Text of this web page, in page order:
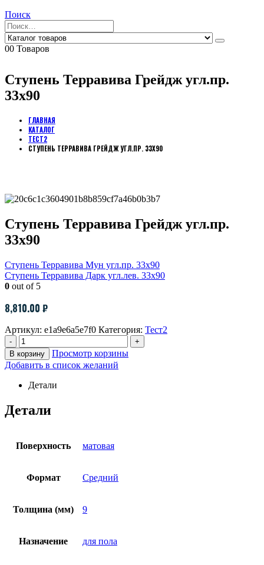
Поиск
00 Товаров
Ступень Терравива Грейдж угл.пр.
33х90
ГЛАВНАЯ
КАТАЛОГ
ТЕСТ2
СТУПЕНЬ ТЕРРАВИВА ГРЕЙДЖ УГЛ.ПР. 33Х90
Ступень Терравива Грейдж угл.пр.
33х90
Ступень Терравива Мун угл.пр. 33х90
Ступень Терравива Дарк угл.лев. 33х90
0 out of 5
8,810.00 ₽
Артикул: e1a9e6a5e7f0 Категория: Тест2
-
+
В корзину
Просмотр корзины
Добавить в список желаний
Детали
Детали
Поверхность матовая
Формат Средний
Толщина (мм) 9
Назначение для пола